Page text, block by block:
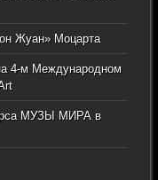
Жуан» Моцарта
4-м Международном
МУЗЫ МИРА в